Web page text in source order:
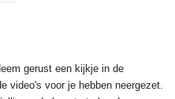
gerust een kijkje in de
video's voor je hebben neergezet.